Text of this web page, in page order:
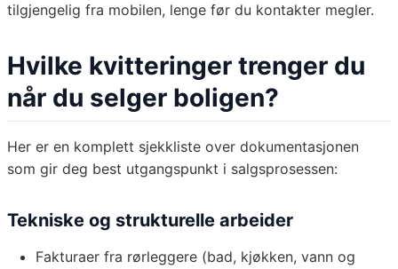
tilgjengelig fra mobilen, lenge før du kontakter megler.
Hvilke kvitteringer trenger du
når du selger boligen?
Her er en komplett sjekkliste over dokumentasjonen
som gir deg best utgangspunkt i salgsprosessen:
Tekniske og strukturelle arbeider
Fakturaer fra rørleggere (bad, kjøkken, vann og